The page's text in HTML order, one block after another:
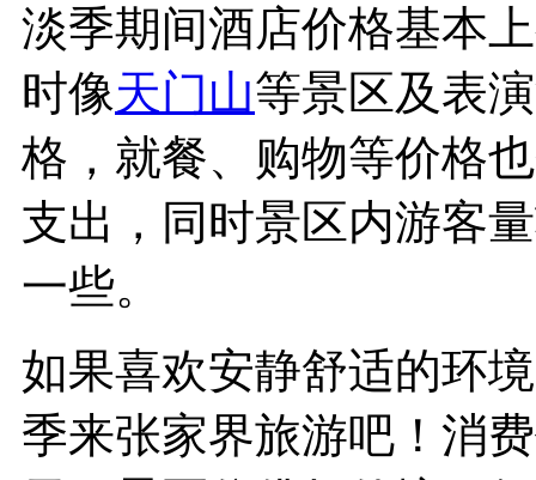
淡季期间酒店价格基本
时像天门山等景区及表
格，就餐、购物等价格
支出，同时景区内游客
一些。
如果喜欢安静舒适的环
季来张家界旅游吧！消